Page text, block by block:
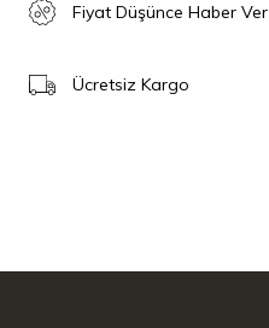
Fiyat Düşünce Haber Ver
Ücretsiz Kargo